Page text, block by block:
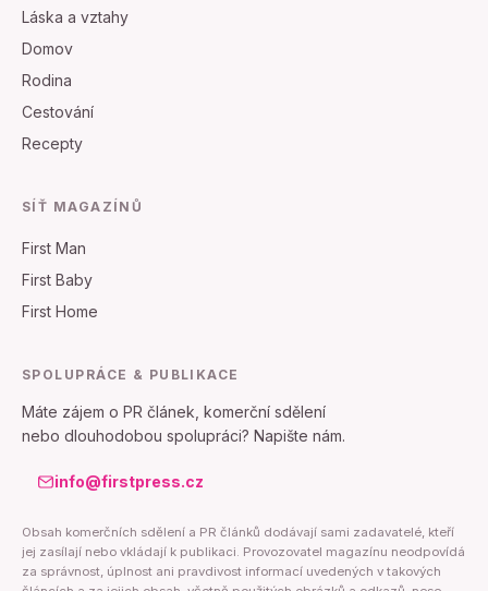
Láska a vztahy
Domov
Rodina
Cestování
Recepty
SÍŤ MAGAZÍNŮ
First Man
First Baby
First Home
SPOLUPRÁCE & PUBLIKACE
Máte zájem o PR článek, komerční sdělení
nebo dlouhodobou spolupráci? Napište nám.
info@firstpress.cz
Obsah komerčních sdělení a PR článků dodávají sami zadavatelé, kteří
jej zasílají nebo vkládají k publikaci. Provozovatel magazínu neodpovídá
za správnost, úplnost ani pravdivost informací uvedených v takových